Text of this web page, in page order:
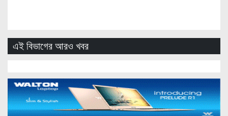
এই বিভাগের আরও খবর